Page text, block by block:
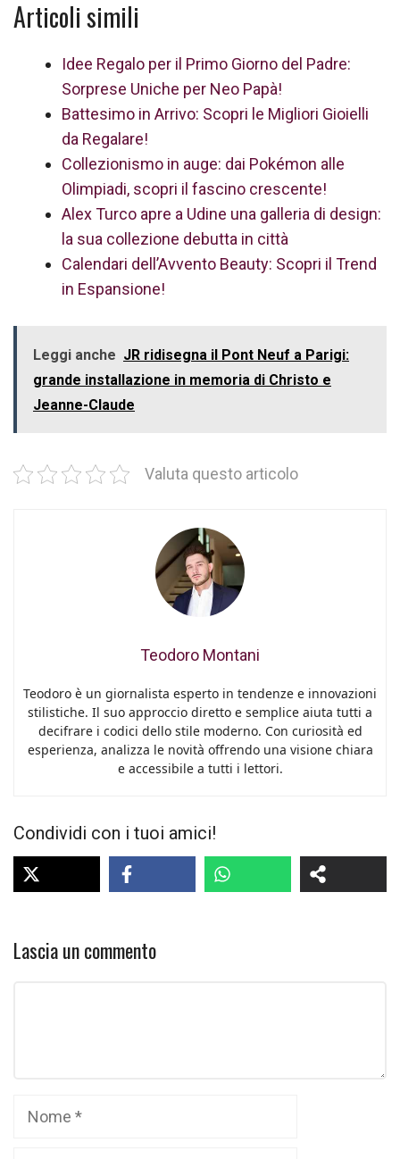
Articoli simili
Idee Regalo per il Primo Giorno del Padre:
Sorprese Uniche per Neo Papà!
Battesimo in Arrivo: Scopri le Migliori Gioielli
da Regalare!
Collezionismo in auge: dai Pokémon alle
Olimpiadi, scopri il fascino crescente!
Alex Turco apre a Udine una galleria di design:
la sua collezione debutta in città
Calendari dell’Avvento Beauty: Scopri il Trend
in Espansione!
Leggi anche JR ridisegna il Pont Neuf a Parigi:
grande installazione in memoria di Christo e
Jeanne-Claude
Valuta questo articolo
Teodoro Montani
Teodoro è un giornalista esperto in tendenze e innovazioni
stilistiche. Il suo approccio diretto e semplice aiuta tutti a
decifrare i codici dello stile moderno. Con curiosità ed
esperienza, analizza le novità offrendo una visione chiara
e accessibile a tutti i lettori.
Condividi con i tuoi amici!
Lascia un commento